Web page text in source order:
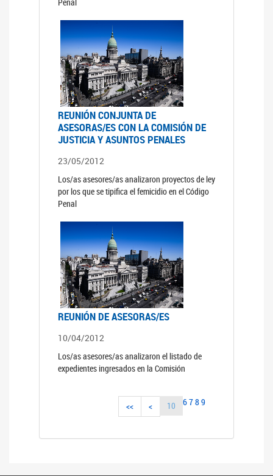
Penal
REUNIÓN CONJUNTA DE
ASESORAS/ES CON LA COMISIÓN DE
JUSTICIA Y ASUNTOS PENALES
23/05/2012
Los/as asesores/as analizaron proyectos de ley
por los que se tipifica el femicidio en el Código
Penal
REUNIÓN DE ASESORAS/ES
10/04/2012
Los/as asesores/as analizaron el listado de
expedientes ingresados en la Comisión
<< < 6789
10